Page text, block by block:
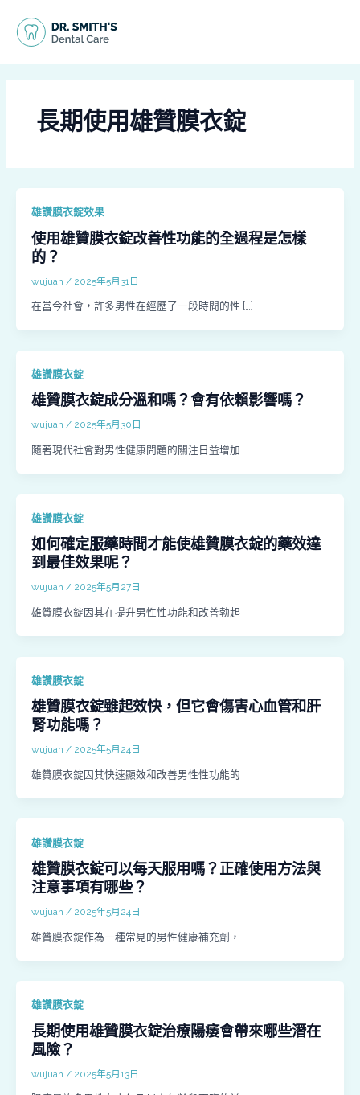
長期使用雄贊膜衣錠
雄讚膜衣錠效果
使用雄贊膜衣錠改善性功能的全過程是怎樣
的？
wujuan / 2025年5月31日
在當今社會，許多男性在經歷了一段時間的性 […]
雄讚膜衣錠
雄贊膜衣錠成分溫和嗎？會有依賴影響嗎？
wujuan / 2025年5月30日
隨著現代社會對男性健康問題的關注日益增加
雄讚膜衣錠
如何確定服藥時間才能使雄贊膜衣錠的藥效達
到最佳效果呢？
wujuan / 2025年5月27日
雄贊膜衣錠因其在提升男性性功能和改善勃起
雄讚膜衣錠
雄贊膜衣錠雖起效快，但它會傷害心血管和肝
腎功能嗎？
wujuan / 2025年5月24日
雄贊膜衣錠因其快速顯效和改善男性性功能的
雄讚膜衣錠
雄贊膜衣錠可以每天服用嗎？正確使用方法與
注意事項有哪些？
wujuan / 2025年5月24日
雄贊膜衣錠作為一種常見的男性健康補充劑，
雄讚膜衣錠
長期使用雄贊膜衣錠治療陽痿會帶來哪些潛在
風險？
wujuan / 2025年5月13日